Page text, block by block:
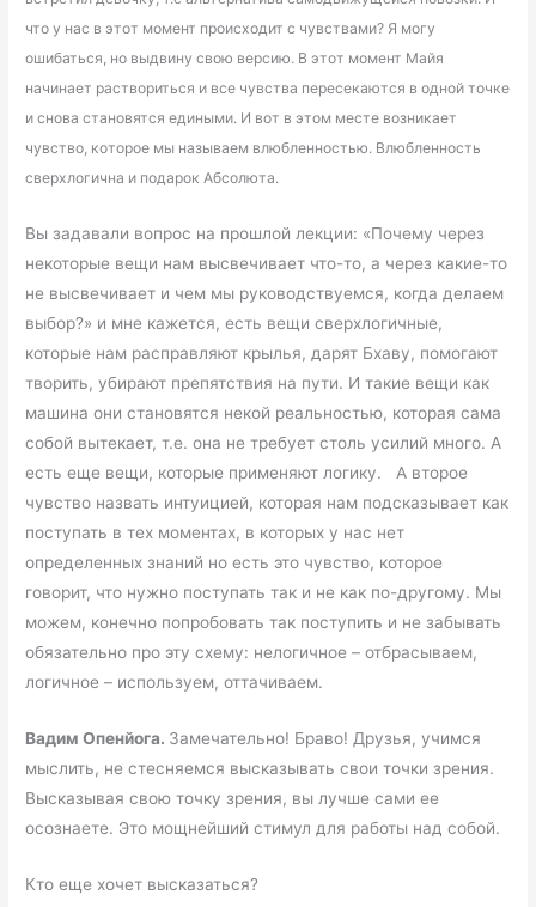
что у нас в этот момент происходит с чувствами? Я могу
ошибаться, но выдвину свою версию. В этот момент Майя
начинает раствориться и все чувства пересекаются в одной точке
и снова становятся едиными. И вот в этом месте возникает
чувство, которое мы называем влюбленностью. Влюбленность
сверхлогична и подарок Абсолюта.
Вы задавали вопрос на прошлой лекции: «Почему через
некоторые вещи нам высвечивает что-то, а через какие-то
не высвечивает и чем мы руководствуемся, когда делаем
выбор?» и мне кажется, есть вещи сверхлогичные,
которые нам расправляют крылья, дарят Бхаву, помогают
творить, убирают препятствия на пути. И такие вещи как
машина они становятся некой реальностью, которая сама
собой вытекает, т.е. она не требует столь усилий много. А
есть еще вещи, которые применяют логику. А второе
чувство назвать интуицией, которая нам подсказывает как
поступать в тех моментах, в которых у нас нет
определенных знаний но есть это чувство, которое
говорит, что нужно поступать так и не как по-другому. Мы
можем, конечно попробовать так поступить и не забывать
обязательно про эту схему: нелогичное – отбрасываем,
логичное – используем, оттачиваем.
Вадим Опенйога. Замечательно! Браво! Друзья, учимся
мыслить, не стесняемся высказывать свои точки зрения.
Высказывая свою точку зрения, вы лучше сами ее
осознаете. Это мощнейший стимул для работы над собой.
Кто еще хочет высказаться?